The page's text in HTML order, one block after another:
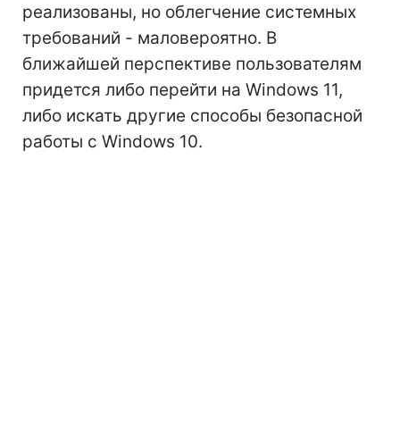
реализованы, но облегчение системных
требований - маловероятно. В
ближайшей перспективе пользователям
придется либо перейти на Windows 11,
либо искать другие способы безопасной
работы с Windows 10.